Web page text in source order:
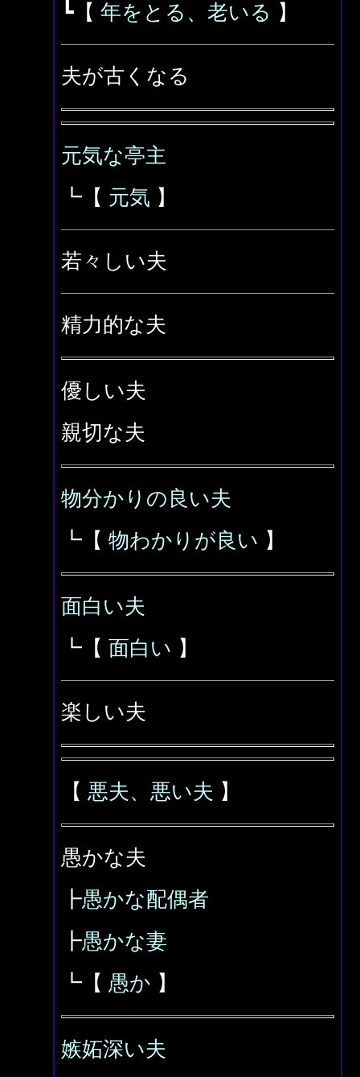
┗【 年をとる、老いる 】
夫が古くなる
元気な亭主
┗【 元気 】
若々しい夫
精力的な夫
優しい夫
親切な夫
物分かりの良い夫
┗【 物わかりが良い 】
面白い夫
┗【 面白い 】
楽しい夫
【 悪夫、悪い夫 】
愚かな夫
┣愚かな配偶者
┣愚かな妻
┗【 愚か 】
嫉妬深い夫